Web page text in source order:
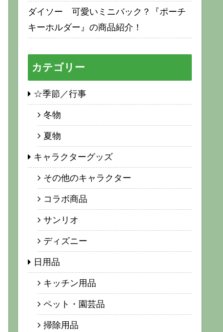
ダイソー 可愛いミニバック？『ポーチ
キーホルダー』の商品紹介！
カテゴリー
☆季節／行事
冬物
夏物
キャラクターグッズ
その他のキャラクター
コラボ商品
サンリオ
ディズニー
日用品
キッチン用品
ペット・園芸品
掃除用品